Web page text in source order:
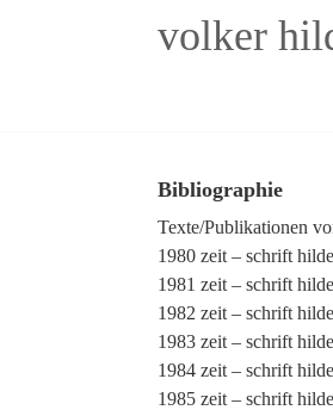
volker
Bibliographie
Texte/Publikationen
1980 zeit – schrift
1981 zeit – schrift
1982 zeit – schrift
1983 zeit – schrift
1984 zeit – schrift
1985 zeit – schrift